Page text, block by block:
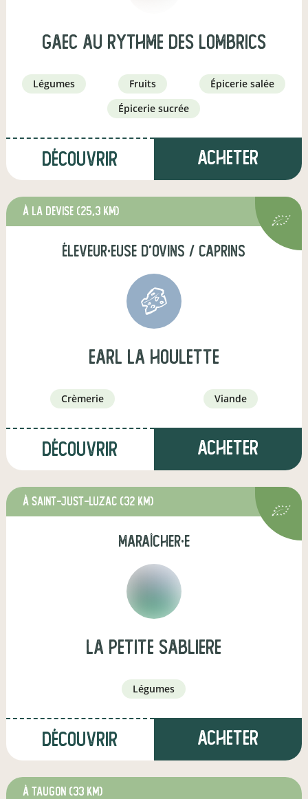
GAEC Au Rythme des lombrics
légumes fruits
épicerie salée
épicerie sucrée
Découvrir Acheter
à La Devise (25,3 km)
éleveur·euse d'ovins / caprins
earl la houlette
crèmerie viande
Découvrir Acheter
à Saint-Just-Luzac (32 km)
maraîcher·e
LA PETITE SABLIERE
légumes
Découvrir Acheter
à Taugon (33 km)